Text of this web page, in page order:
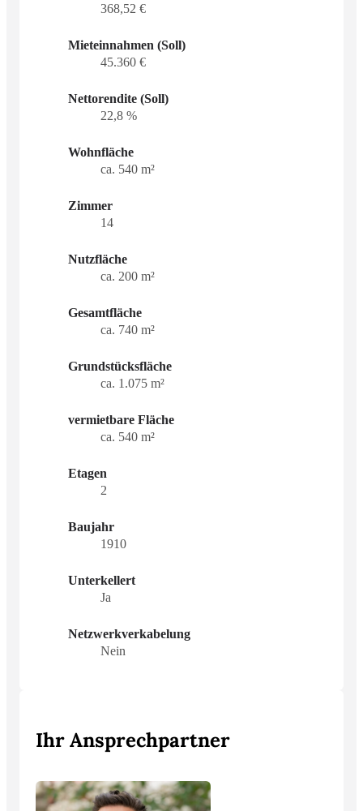
368,52 €
Mieteinnahmen (Soll)
45.360 €
Nettorendite (Soll)
22,8 %
Wohnfläche
ca. 540 m²
Zimmer
14
Nutzfläche
ca. 200 m²
Gesamtfläche
ca. 740 m²
Grundstücksfläche
ca. 1.075 m²
vermietbare Fläche
ca. 540 m²
Etagen
2
Baujahr
1910
Unterkellert
Ja
Netzwerkverkabelung
Nein
Ihr Ansprechpartner